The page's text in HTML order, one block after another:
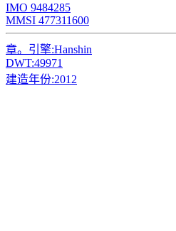
IMO 9484285
MMSI 477311600
章。引擎:Hanshin
DWT:49971
建造年份:2012